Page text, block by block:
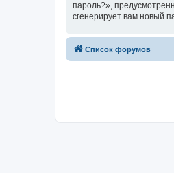
пароль?»,
сгенерирует вам новый
Список форумов